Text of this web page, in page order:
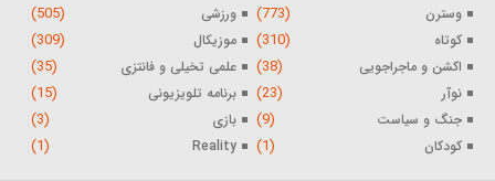
وسترن (773) ورزشی (505)
کوتاه (310) موزیکال (309)
اکشن و ماجراجویی (38) علمی تخیلی و فانتزی (35)
نوآر (23) برنامه تلویزیونی (15)
جنگ و سیاست (9) بازی (3)
کودکان (1)
Reality
(1)